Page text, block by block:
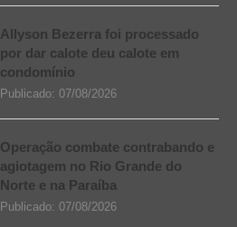
Allyson Bezerra foi processado
por dar calote deu calote em
condomínio
Publicado: 07/08/2026
Operação combate contrabando e
agiotagem no Rio Grande do
Norte e na Paraíba
Publicado: 07/08/2026